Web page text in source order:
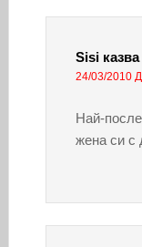
Sisi казва
24/03/2010
Най-
жена си с